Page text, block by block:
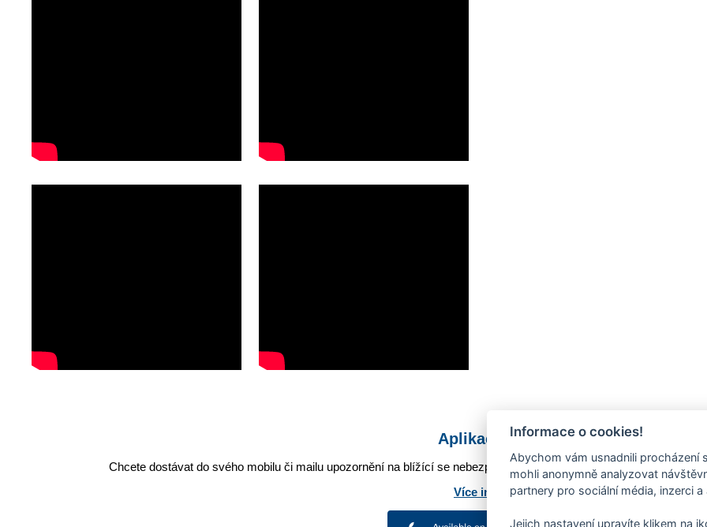
Aplikace Mobilní rozhlas
Chcete dostávat do svého mobilu či mailu upozornění na blížící se nebezpečí, odstávky, poruchy a výpadky
Více informací o aplikaci
Informace o cookies!
Abychom vám usnadnili procházení
mohli anonymně analyzovat
partnery pro sociální média, inzerci a
Jejich nastavení upravíte klikem na